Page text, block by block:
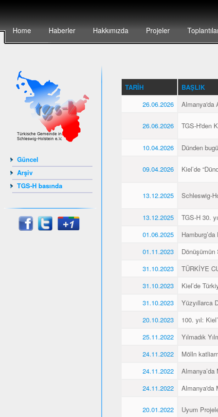
Home Haberler Hakkımızda Projeler
Güncel
Arşiv
TGS-H basında
TARIH
BAŞLIK
26.06.2026
Almanya'da
26.06.2026 TGS-H'den
10.04.2026 Dünden
09.04.2026 Kiel’de
13.12.2025 Schleswig-
13.12.2025
TGS-H 30.
01.06.2025
01.11.2023
Dönüşümün
31.10.2023
TÜRKİYE
31.10.2023
Kiel’de
31.10.2023
Yüzyıllarca
20.10.2023
100. yıl:
25.11.2022
Yılmadık
24.11.2022
Mölln
24.11.2022
Almanya’da
24.11.2022
Almanya'da
20.01.2022 Uyum